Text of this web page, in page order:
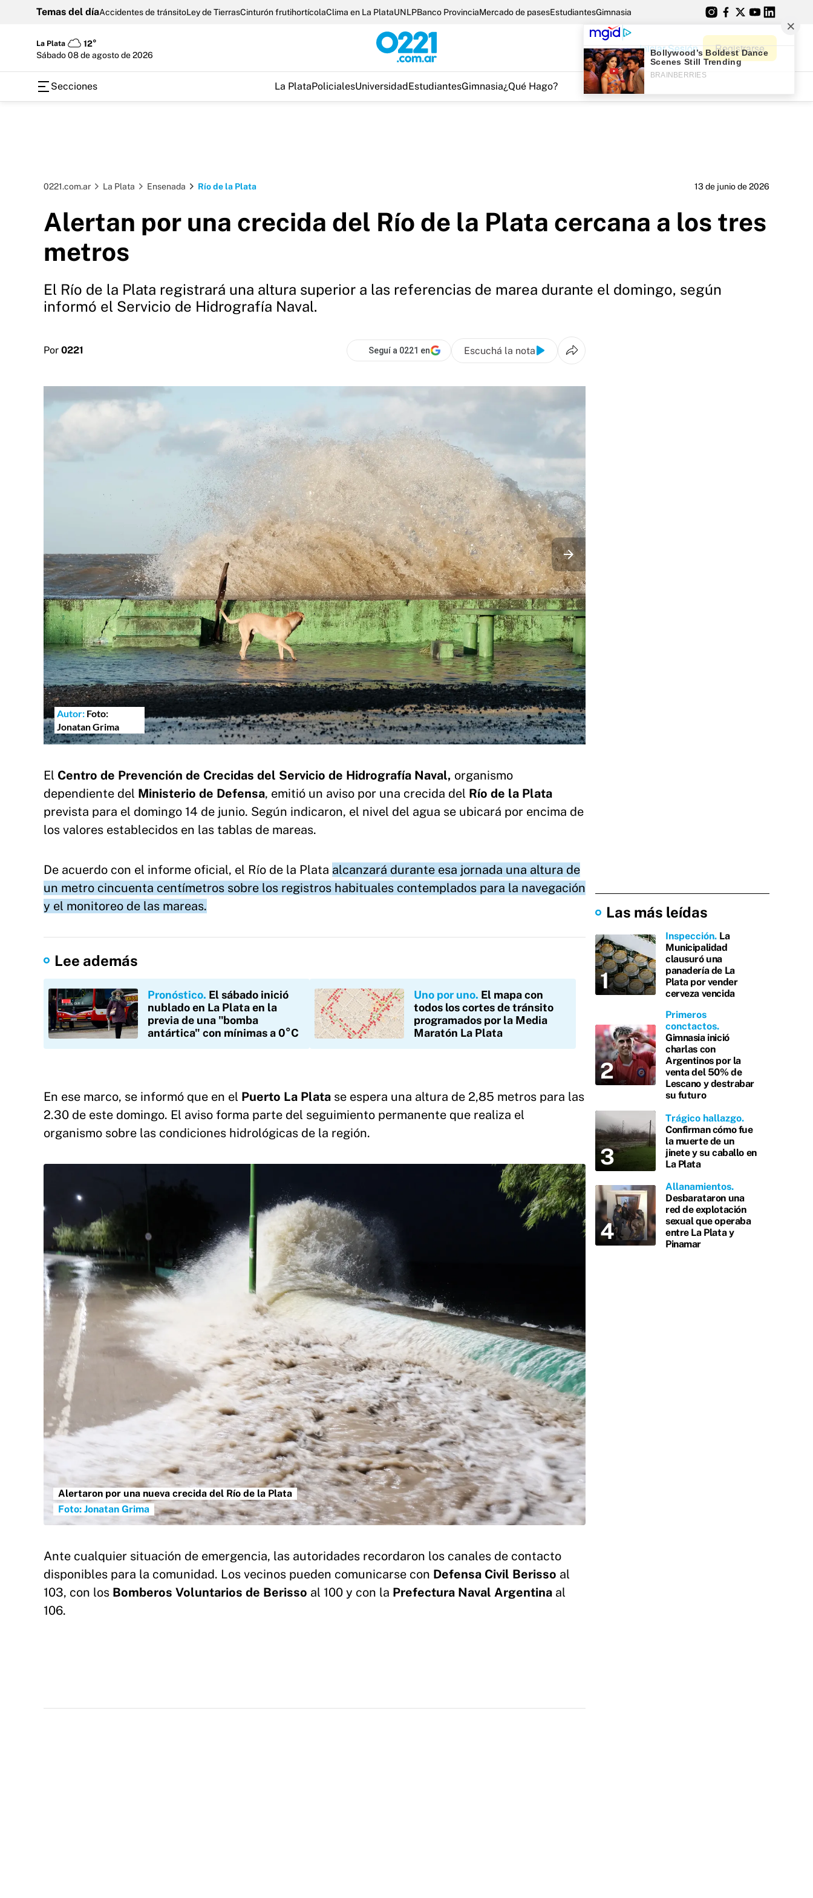
Temas del díaAccidentes de tránsitoLey de TierrasCinturón frutihortícolaClima en La PlataUNLPBanco ProvinciaMercado de pasesEstudiantesGimnasia
La Plata
12°
sábado 08 de agosto de 2026
Iniciar Sesión Registrarse
Secciones La PlataPolicialesUniversidadEstudiantesGimnasia¿Qué Hago?
0221.com.ar La Plata Ensenada Río de la Plata 13 de junio de 2026
Alertan por una crecida del Río de la Plata cercana a los tres
metros
El Río de la Plata registrará una altura superior a las referencias de marea durante el domingo, según
informó el Servicio de Hidrografía Naval.
Por 0221 Seguí a 0221 en Escuchá la nota
Autor: Foto:
Jonatan Grima
El Centro de Prevención de Crecidas del Servicio de Hidrografía Naval, organismo
dependiente del Ministerio de Defensa, emitió un aviso por una crecida del Río de la Plata
prevista para el domingo 14 de junio. Según indicaron, el nivel del agua se ubicará por encima de
los valores establecidos en las tablas de mareas.
De acuerdo con el informe oficial, el Río de la Plata alcanzará durante esa jornada una altura de
un metro cincuenta centímetros sobre los registros habituales contemplados para la navegación
y el monitoreo de las mareas.
Lee además
Pronóstico El sábado inició
nublado en La Plata en la
previa de una "bomba
antártica" con mínimas a 0°C
Uno por uno El mapa con
todos los cortes de tránsito
programados por la Media
Maratón La Plata
En ese marco, se informó que en el Puerto La Plata se espera una altura de 2,85 metros para las
2.30 de este domingo. El aviso forma parte del seguimiento permanente que realiza el
organismo sobre las condiciones hidrológicas de la región.
Alertaron por una nueva crecida del Río de la Plata
Foto: Jonatan Grima
Ante cualquier situación de emergencia, las autoridades recordaron los canales de contacto
disponibles para la comunidad. Los vecinos pueden comunicarse con Defensa Civil Berisso al
103, con los Bomberos Voluntarios de Berisso al 100 y con la Prefectura Naval Argentina al
106.
Las más leídas
Inspección La
Municipalidad
clausuró una
panadería de La
Plata por vender
cerveza vencida
Primeros
conctactos
Gimnasia inició
charlas con
Argentinos por la
venta del 50% de
Lescano y destrabar
su futuro
Trágico hallazgo
Confirman cómo fue
la muerte de un
jinete y su caballo en
La Plata
Allanamientos
Desbarataron una
red de explotación
sexual que operaba
entre La Plata y
Pinamar